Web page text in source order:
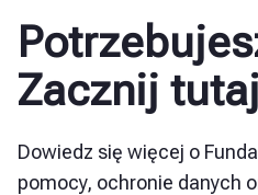
Zacznij tutaj
Dowiedz się więcej o
pomocy, ochronie danych